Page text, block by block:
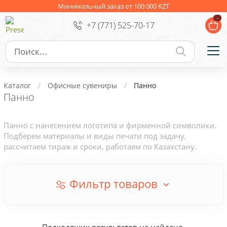
Минимальный заказ от 100 000 KZT
+7 (771) 525-70-17
-
Ежедневники Новогодние подарки
Сувениры к праздникам Упаковка
Личные аксессуары
Деловые подарки
Каталог Офисные сувениры Панно
Панно
Панно с нанесением логотипа и фирменной символики.
Подберем материалы и виды печати под задачу,
рассчитаем тираж и сроки, работаем по Казахстану.
Фильтр товаров